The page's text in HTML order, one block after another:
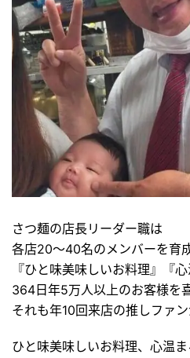
さつ麺の店長リーダー職は
各店20～40名のメンバーを育
『ひと味美味しいお料理』『
364日年5万人以上のお客様を
それも年10回来店の推しファ
ひと味美味しいお料理、心温